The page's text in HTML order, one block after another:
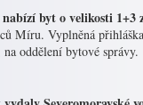
byt o velikosti
Míru. Vyplněná
oddělení bytové správy.